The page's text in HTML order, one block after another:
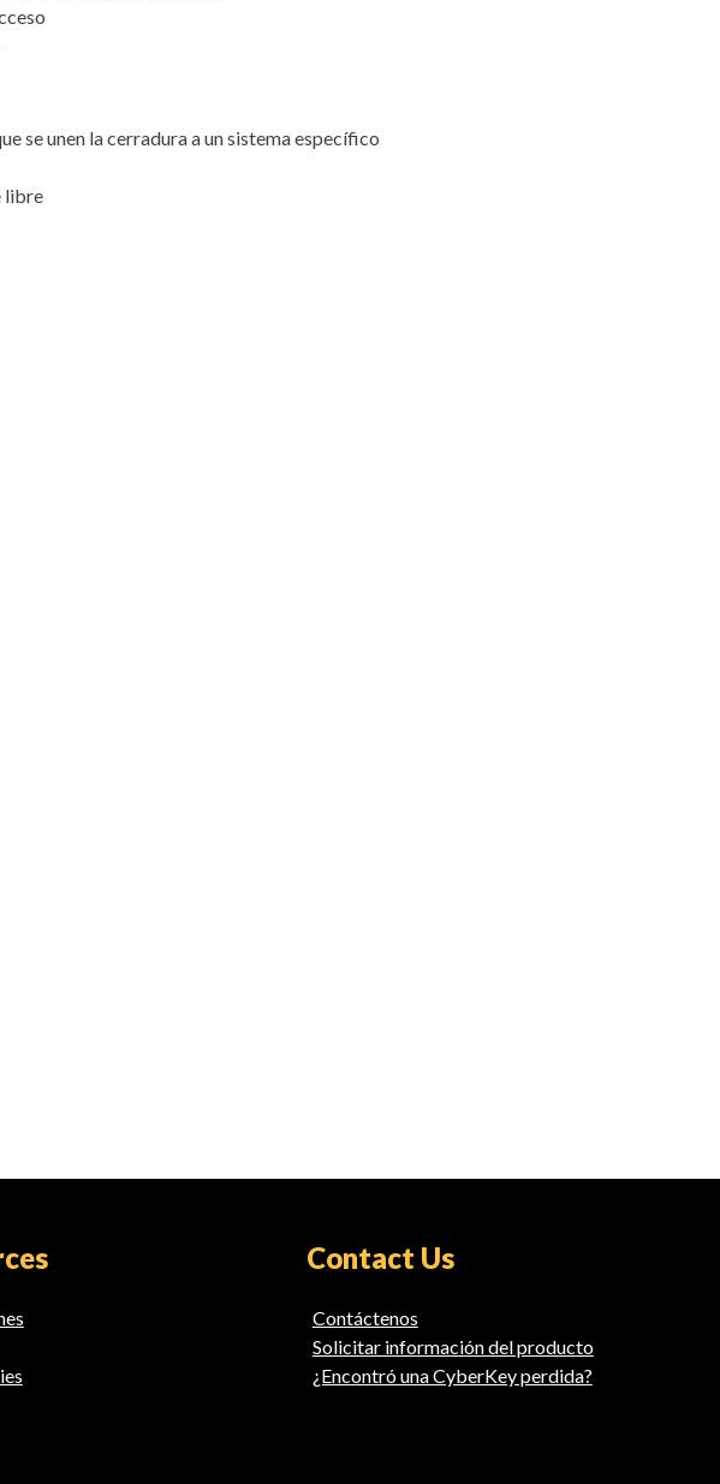
se unen la cerradura a un sistema específico
libre
Contact Us
Contáctenos
Solicitar información del producto
¿Encontró una CyberKey perdida?